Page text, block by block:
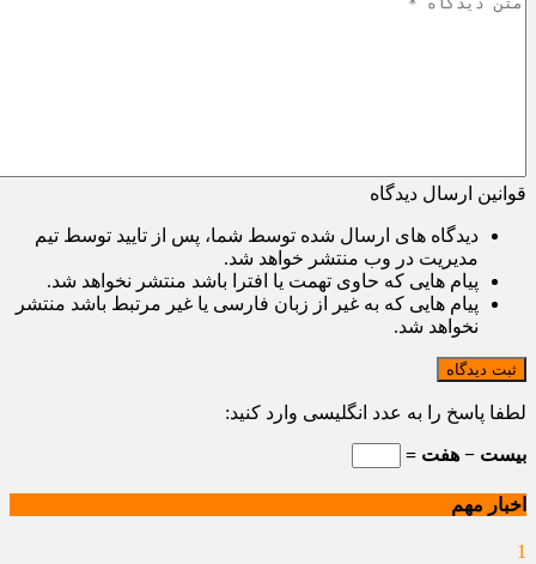
قوانین ارسال دیدگاه
دیدگاه های ارسال شده توسط شما، پس از تایید توسط تیم
مدیریت در وب منتشر خواهد شد.
پیام هایی که حاوی تهمت یا افترا باشد منتشر نخواهد شد.
پیام هایی که به غیر از زبان فارسی یا غیر مرتبط باشد منتشر
نخواهد شد.
ثبت دیدگاه
لطفا پاسخ را به عدد انگلیسی وارد کنید:
بیست − هفت =
اخبار مهم
1